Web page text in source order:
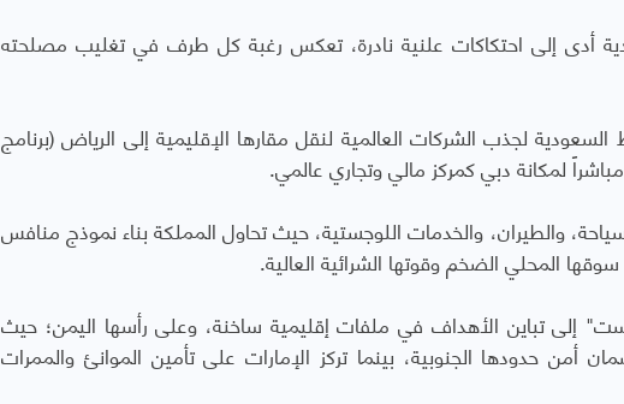
أدى إلى احتكاكات علنية نادرة، تعكس رغبة كل طرف في تغليب مصلحته
لجذب الشركات العالمية لنقل مقارها الإقليمية إلى الرياض (برنامج
لمكانة دبي كمركز مالي وتجاري عالمي.
والطيران، والخدمات اللوجستية، حيث تحاول المملكة بناء نموذج منافس
المحلي الضخم وقوتها الشرائية العالية.
إلى تباين الأهداف في ملفات إقليمية ساخنة، وعلى رأسها اليمن؛ حيث
أمن حدودها الجنوبية، بينما تركز الإمارات على تأمين الموانئ والممرات